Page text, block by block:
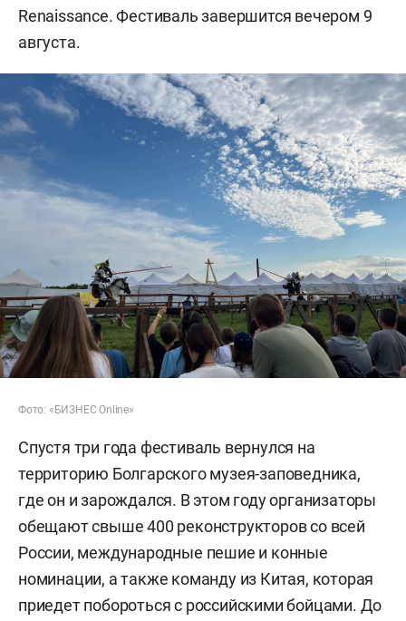
Renaissance. Фестиваль завершится вечером 9
августа.
Фото: «БИЗНЕС Online»
Спустя три года фестиваль вернулся на
территорию Болгарского музея-заповедника,
где он и зарождался. В этом году организаторы
обещают свыше 400 реконструкторов со всей
России, международные пешие и конные
номинации, а также команду из Китая, которая
приедет побороться с российскими бойцами. До